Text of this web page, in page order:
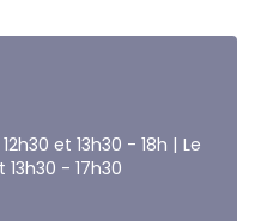
et 13h30 - 18h | Le
- 17h30